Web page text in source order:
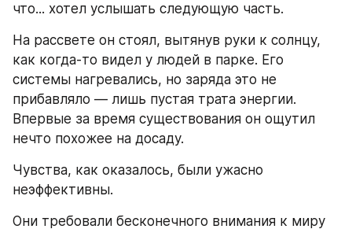
что... хотел услышать следующую часть.
На рассвете он стоял, вытянув руки к солнцу,
как когда-то видел у людей в парке. Его
системы нагревались, но заряда это не
прибавляло — лишь пустая трата энергии.
Впервые за время существования он ощутил
нечто похожее на досаду.
Чувства, как оказалось, были ужасно
неэффективны.
Они требовали бесконечного внимания к миру